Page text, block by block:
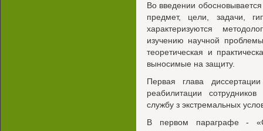
Во введении
предмет, цели, задачи,
характеризуются
изучению научной
теоретическая и
выносимые на защиту.
Первая глава
реабилитации
службу з экстремальных
В первом параграфе -